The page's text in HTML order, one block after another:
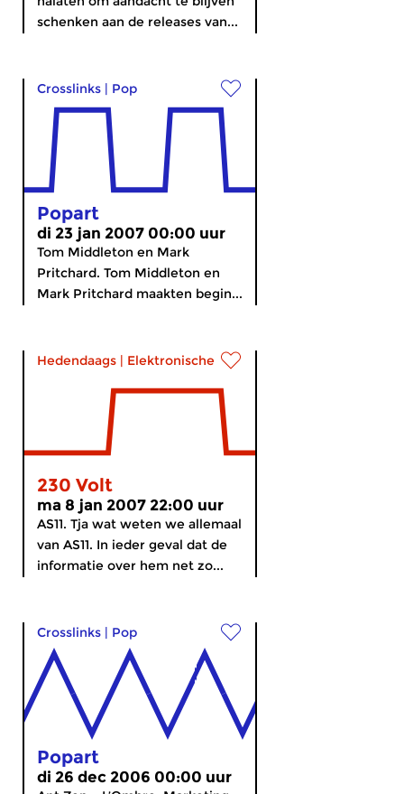
schenken aan de releases van...
Crosslinks | Pop
Popart
di 23 jan 2007 00:00 uur
Tom Middleton en Mark
Pritchard. Tom Middleton en
Mark Pritchard maakten begin...
Hedendaags | Elektronische muziek
230 Volt
ma 8 jan 2007 22:00 uur
AS11. Tja wat weten we allemaal
van AS11. In ieder geval dat de
informatie over hem net zo...
Crosslinks | Pop
Popart
di 26 dec 2006 00:00 uur